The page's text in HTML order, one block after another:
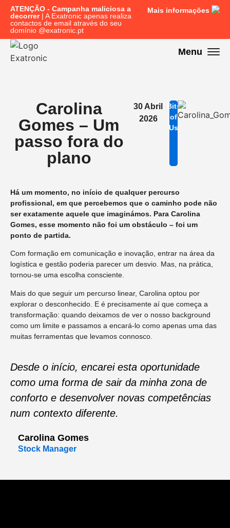
ATENÇÃO - Campanha maliciosa a
decorrer| A Exatronic apenas realiza
contactos de email através do seu
domínio @exatronic.pt
Mais informações
Menu
Carolina
Gomes – Um
passo fora do
plano
30 Abril
2026
Bits
of
Us
Há um momento, no início de qualquer percurso
profissional, em que percebemos que o caminho pode não
ser exatamente aquele que imaginámos. Para Carolina
Gomes, esse momento não foi um obstáculo – foi um
ponto de partida.
Com formação em comunicação e inovação, entrar na área da
logística e gestão poderia parecer um desvio. Mas, na prática,
tornou-se uma escolha consciente.
Mais do que seguir um percurso linear, Carolina optou por
explorar o desconhecido. E é precisamente aí que começa a
transformação: quando deixamos de ver o nosso background
como um limite e passamos a encará-lo como apenas uma das
muitas ferramentas que levamos connosco.
Desde o início, encarei esta oportunidade
como uma forma de sair da minha zona de
conforto e desenvolver novas competências
num contexto diferente.
Carolina Gomes
Stock Manager